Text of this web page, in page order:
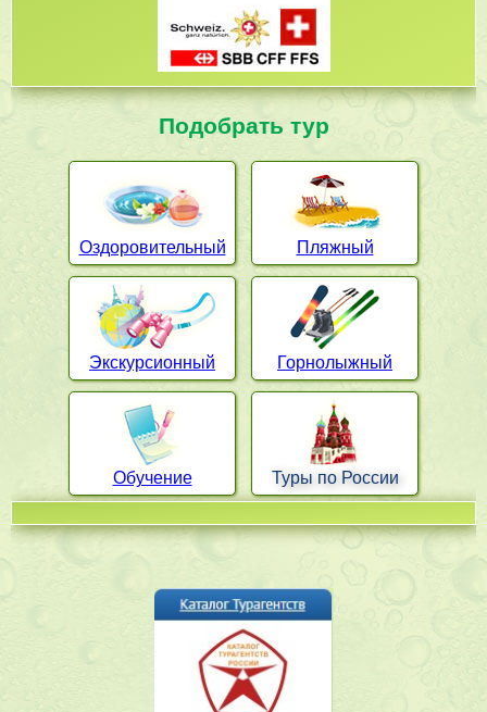
Подобрать тур
Оздоровительный Пляжный
Экскурсионный Горнолыжный
Обучение Туры по России